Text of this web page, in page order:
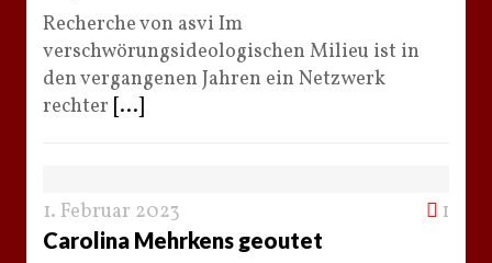
Recherche von asvi Im
verschwörungsideologischen Milieu ist in
den vergangenen Jahren ein Netzwerk
rechter [...]
1. Februar 2023 1
Carolina Mehrkens geoutet